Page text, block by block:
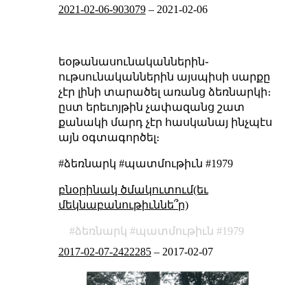
2021-02-06-903079– 2021-02-06
եօթանասունականներին֊
ութսունականներին այսպիսի սարքը
չէր լինի տարածել առանց ձեռնարկի։
ըստ երեւոյթին չափազանց շատ
քանակի մարդ չէր հասկանայ ինչպէս
այն օգտագործել։
#ձեռնարկ #պատմութիւն #1979
բնօրինակ ծմակուտում(եւ
մեկնաբանութիւննե՞ր)
ձեռնարկ պատմութիւն
1979
2017-02-07-2422285– 2017-02-07